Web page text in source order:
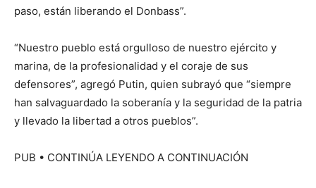
paso, están liberando el Donbass”.
“Nuestro pueblo está orgulloso de nuestro ejército y
marina, de la profesionalidad y el coraje de sus
defensores”, agregó Putin, quien subrayó que “siempre
han salvaguardado la soberanía y la seguridad de la patria
y llevado la libertad a otros pueblos”.
PUB • CONTINÚA LEYENDO A CONTINUACIÓN